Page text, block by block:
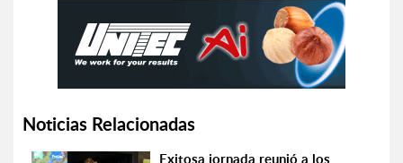
Noticias Relacionadas
Exitosa jornada reunió a los